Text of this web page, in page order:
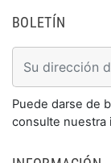
BOLETÍN
Puede darse de
consulte nuestra